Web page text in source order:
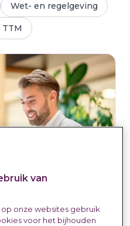
Wet- en regelgeving
TTM
vormen de
van
onze websites gebruik
voor het bijhouden